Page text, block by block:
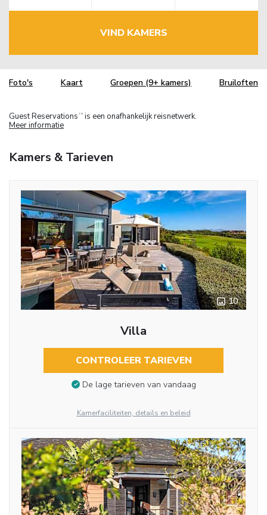
VIND KAMERS
Foto's Kaart Groepen (9+ kamers) Bruiloften
Guest Reservations TM is een onafhankelijk reisnetwerk.
Meer informatie
Kamers & Tarieven
10
Villa
CONTROLEER TARIEVEN
De lage tarieven van vandaag
Kamerfaciliteiten, details en beleid